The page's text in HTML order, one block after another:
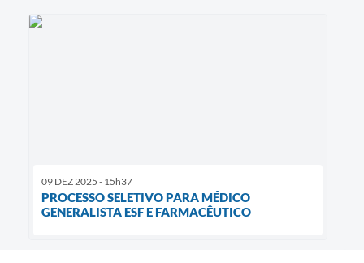
09 DEZ 2025 - 15h37
PROCESSO SELETIVO PARA MÉDICO
GENERALISTA ESF E FARMACÊUTICO